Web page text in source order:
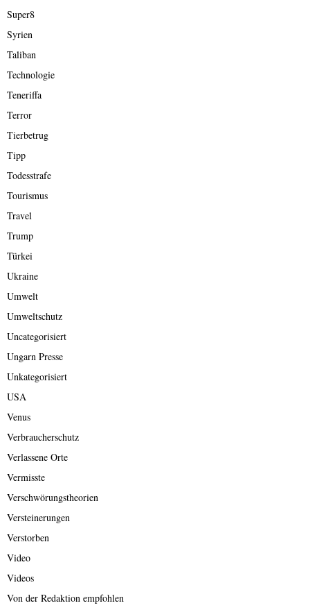
Super8
Syrien
Taliban
Technologie
Teneriffa
Terror
Tierbetrug
Tipp
Todesstrafe
Tourismus
Travel
Trump
Türkei
Ukraine
Umwelt
Umweltschutz
Uncategorisiert
Ungarn Presse
Unkategorisiert
USA
Venus
Verbraucherschutz
Verlassene Orte
Vermisste
Verschwörungstheorien
Versteinerungen
Verstorben
Video
Videos
Von der Redaktion empfohlen